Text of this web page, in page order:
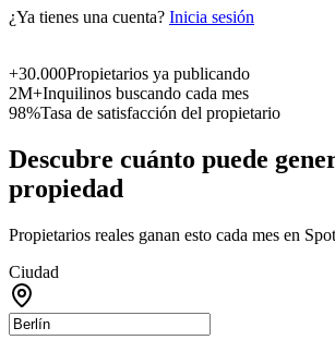
¿Ya tienes una cuenta? Inicia sesión
+30.000Propietarios ya publicando
2M+Inquilinos buscando cada mes
98%Tasa de satisfacción del propietario
Descubre cuánto puede
propiedad
Propietarios reales ganan esto cada mes en
Ciudad